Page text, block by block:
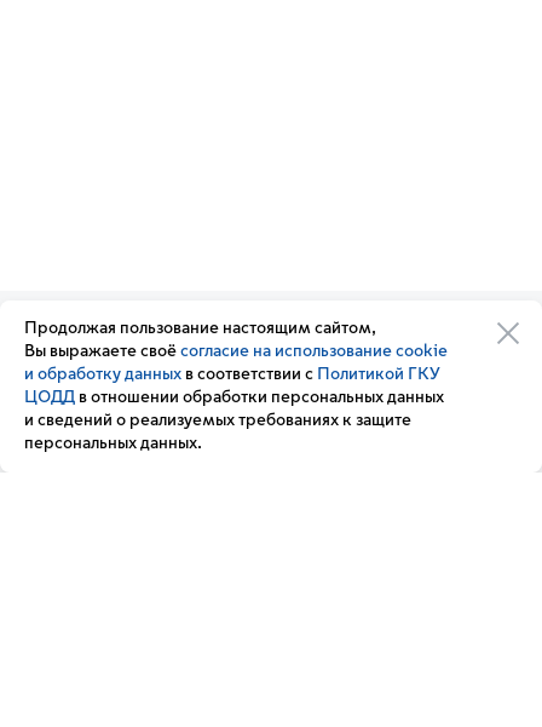
Организации транспортного
комплекса
Транспортный комплекс
России
Новости
Обратная связь
Подписка
на новости
Вакансии
Продолжая пользование настоящим сайтом,
Вы выражаете своё согласие на использование cookie
и обработку данных в соответствии с Политикой ГКУ
ЦОДД в отношении обработки персональных данных
и сведений о реализуемых требованиях к защите
персональных данных.